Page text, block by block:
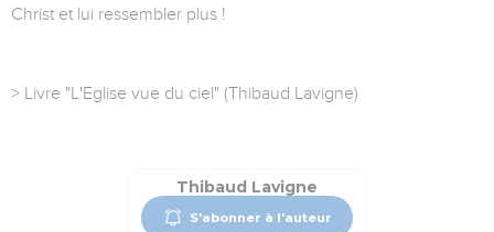
Christ et lui ressembler plus !
> Livre "L'Eglise vue du ciel" (Thibaud Lavigne)
Thibaud Lavigne
S'abonner à l'auteur